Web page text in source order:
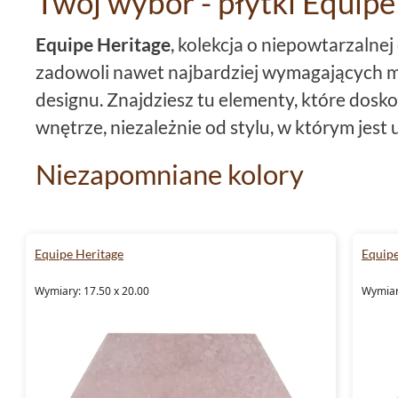
Equipe Heritage, kolekcja o
zadowoli nawet najbardziej wymagających
designu. Znajdziesz tu elementy, które
wnętrze, niezależnie od stylu, w którym jest
Niezapomniane kolory
dla osób ceniących elegancję i minimalizm.
Twojego stylu.
Equipe Heritage
Wymiary: 17.50 x 20.00